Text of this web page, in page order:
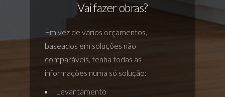
Vai fazer obras?
Em vez de vários orçamentos,
baseados em soluções não
comparáveis, tenha todas as
informações numa só solução:
Levantamento